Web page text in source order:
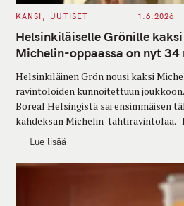
C
T
E
G
O
I
S
KANSI UUTISET 1.6.2026
Helsinkiläiselle Grönille
Michelin-oppaassa on nyt
Helsinkiläinen Grön nousi kaksi
ravintoloiden kunnoitettuun
Boreal Helsingistä sai ensimmäisen
kahdeksan Michelin-tähtiravintolaa.
Lue lisää